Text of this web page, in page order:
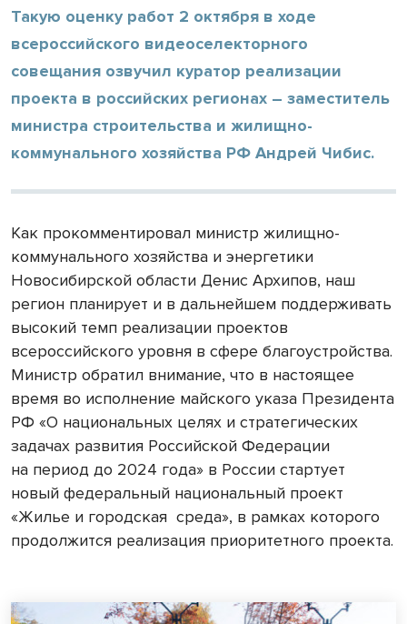
Такую оценку работ 2 октября в ходе
всероссийского видеоселекторного
совещания озвучил куратор реализации
проекта в российских регионах – заместитель
министра строительства и жилищно-
коммунального хозяйства РФ Андрей Чибис.
Как прокомментировал министр жилищно-
коммунального хозяйства и энергетики
Новосибирской области Денис Архипов, наш
регион планирует и в дальнейшем поддерживать
высокий темп реализации проектов
всероссийского уровня в сфере благоустройства.
Министр обратил внимание, что в настоящее
время во исполнение майского указа Президента
РФ «О национальных целях и стратегических
задачах развития Российской Федерации
на период до 2024 года» в России стартует
новый федеральный национальный проект
«Жилье и городская среда», в рамках которого
продолжится реализация приоритетного проекта.